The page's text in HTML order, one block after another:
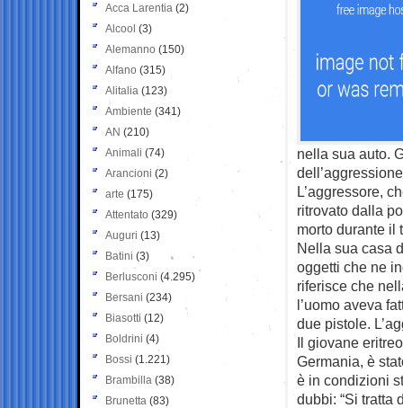
nella sua auto.
L’aggressore,
ritrovato dalla
morto durante il
Nella sua casa
oggetti che ne
riferisce che
l’uomo aveva
due pistole.
Il giovane
Germania, è
è in condizioni
dubbi: “Si tratta
Acca Larentia (2)
Alcool (3)
Alemanno (150)
Alfano (315)
Alitalia (123)
Ambiente (341)
AN (210)
Animali (74)
Arancioni (2)
arte (175)
Attentato (329)
Auguri (13)
Batini (3)
Berlusconi (4.295)
Bersani (234)
Biasotti (12)
Boldrini (4)
Bossi (1.221)
Brambilla (38)
Brunetta (83)